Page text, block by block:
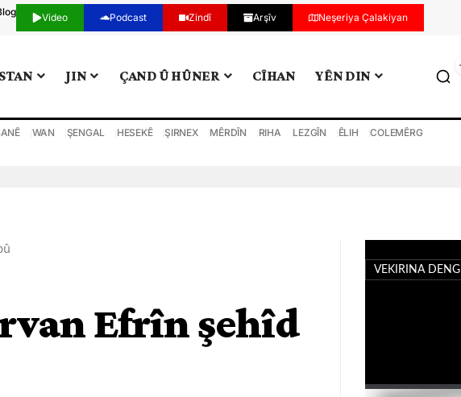
Video Podcast Zindî Arşîv Neşeriya Çalakiyan
JIN ÇAND Û HÛNER CÎHAN YÊN DIN
WAN ŞENGAL HESEKÊ ŞIRNEX MÊRDÎN RIHA LEZGÎN ÊLIH COLEMÊRG
Efrîn şehîd
VEKIRINA DENG